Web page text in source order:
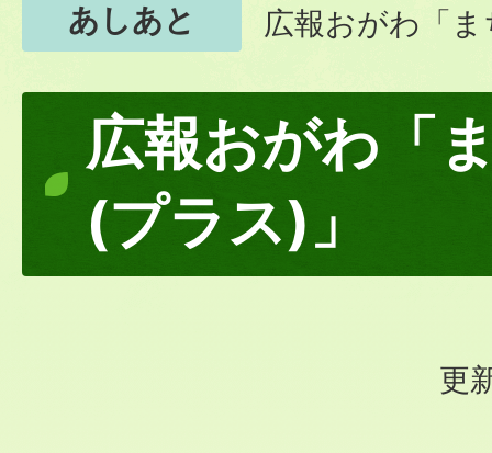
あしあと
広報おがわ「
広報おがわ「
(プラス)」
更